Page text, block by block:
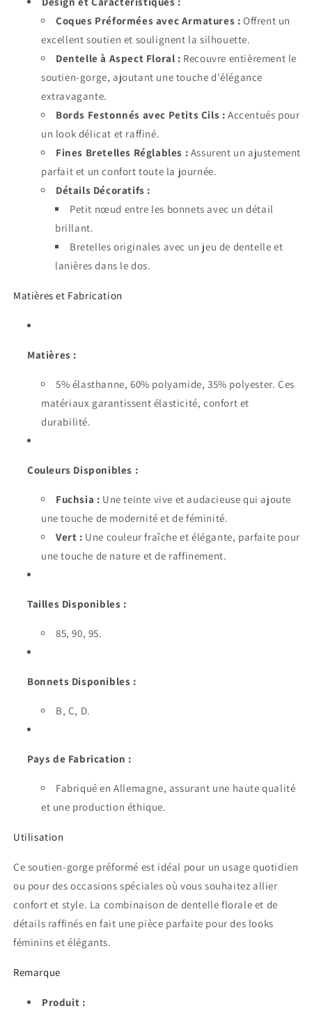
Coques Préformées avec Armatures : Offrent un
excellent soutien et soulignent la silhouette.
Dentelle à Aspect Floral : Recouvre entièrement le
soutien-gorge, ajoutant une touche d'élégance
extravagante.
Bords Festonnés avec Petits Cils : Accentués pour
un look délicat et raffiné.
Fines Bretelles Réglables : Assurent un ajustement
parfait et un confort toute la journée.
Détails Décoratifs :
Petit nœud entre les bonnets avec un détail
brillant.
Bretelles originales avec un jeu de dentelle et
lanières dans le dos.
Matières et Fabrication
Matières :
5% élasthanne, 60% polyamide, 35% polyester. Ces
matériaux garantissent élasticité, confort et
durabilité.
Couleurs Disponibles :
Fuchsia : Une teinte vive et audacieuse qui ajoute
une touche de modernité et de féminité.
Vert : Une couleur fraîche et élégante, parfaite pour
une touche de nature et de raffinement.
Tailles Disponibles :
85, 90, 95.
Bonnets Disponibles :
B, C, D.
Pays de Fabrication :
Fabriqué en Allemagne, assurant une haute qualité
et une production éthique.
Utilisation
Ce soutien-gorge préformé est idéal pour un usage quotidien
ou pour des occasions spéciales où vous souhaitez allier
confort et style. La combinaison de dentelle florale et de
détails raffinés en fait une pièce parfaite pour des looks
féminins et élégants.
Remarque
Produit :